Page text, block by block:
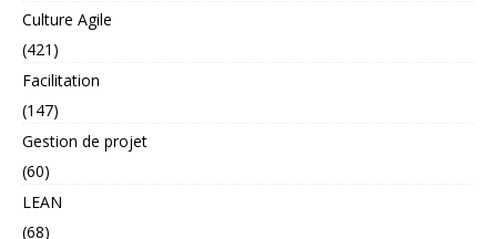
Culture Agile
(421)
Facilitation
(147)
Gestion de projet
(60)
LEAN
(68)